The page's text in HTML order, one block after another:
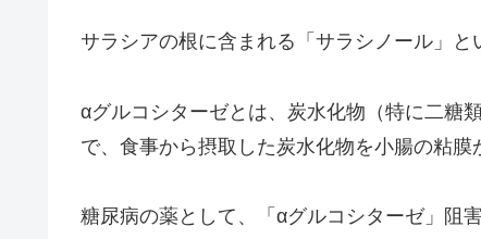
サラシアの根に含まれる「サラシノール」と
αグルコシターゼとは、炭水化物（特に二糖
で、食事から摂取した炭水化物を小腸の粘膜
糖尿病の薬として、「αグルコシターゼ」阻